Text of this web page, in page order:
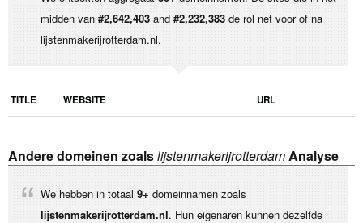
midden van #2,642,403 and #2,232,383 de rol net voor of na
lijstenmakerijrotterdam.nl.
TITLE WEBSITE URL
Andere domeinen zoalslijstenmakerijrotterdamAnalyse
We hebben in totaal 9+ domeinnamen zoals
lijstenmakerijrotterdam.nl. Hun eigenaren kunnen dezelfde